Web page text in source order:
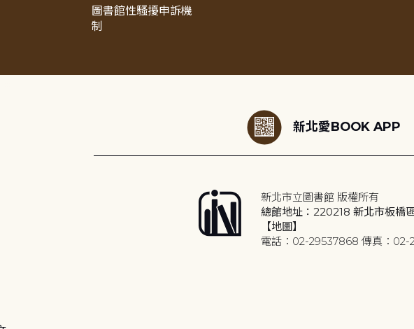
圖書館性騷擾申訴機
制
新北愛BOOK APP
新北市立圖書館 版權所有
總館地址：220218 新北市板橋
【地圖】
電話：02-29537868 傳真：02-